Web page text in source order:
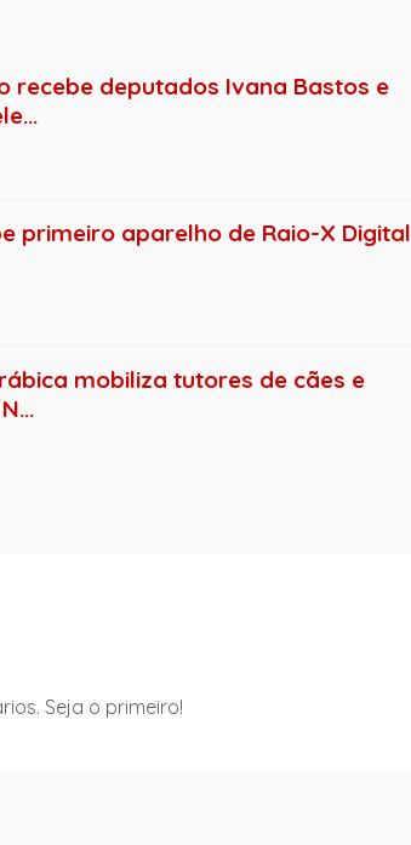
recebe deputados Ivana Bastos e
primeiro aparelho de Raio-X Digital
mobiliza tutores de cães e
Seja o primeiro!